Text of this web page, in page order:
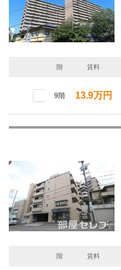
階 賃料
9階 13.9万円
階 賃料